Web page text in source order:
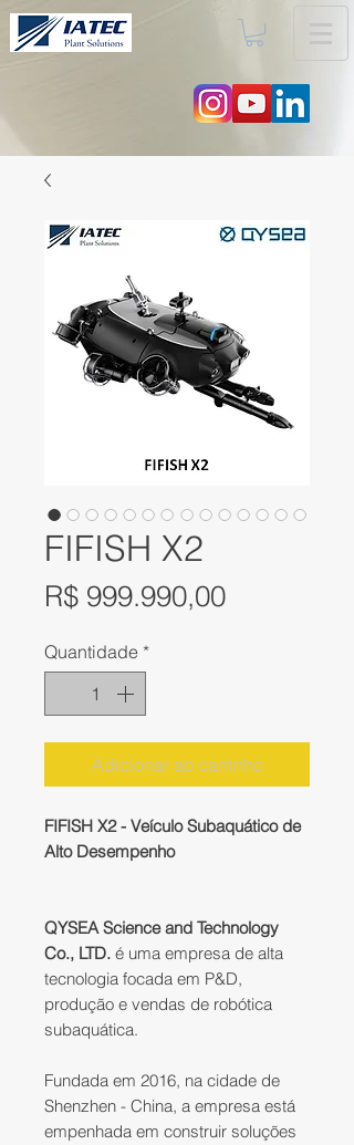
FIFISH X2
R$ 999.990,00Preço
Quantidade *
Adicionar ao carrinho
FIFISH X2 - Veículo Subaquático de
Alto Desempenho
QYSEA Science and Technology
Co., LTD. é uma empresa de alta
tecnologia focada em P&D,
produção e vendas de robótica
subaquática.
Fundada em 2016, na cidade de
Shenzhen - China, a empresa está
empenhada em construir soluções